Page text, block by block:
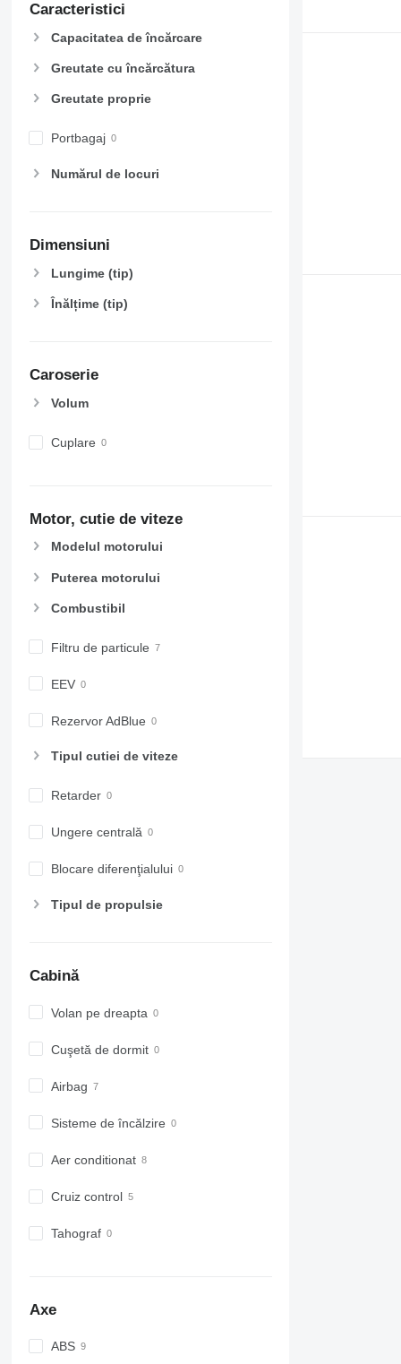
Caracteristici
Capacitatea de încărcare
Greutate cu încărcătura
Greutate proprie
Portbagaj
Numărul de locuri
Dimensiuni
Lungime (tip)
Înălțime (tip)
Caroserie
Volum
Cuplare
Motor, cutie de viteze
Modelul motorului
Puterea motorului
Combustibil
Filtru de particule
EEV
Rezervor AdBlue
Tipul cutiei de viteze
Retarder
Ungere centrală
Blocare diferenţialului
Tipul de propulsie
Cabină
Volan pe dreapta
Cuşetă de dormit
Airbag
Sisteme de încălzire
Aer conditionat
Cruiz control
Tahograf
Axe
ABS